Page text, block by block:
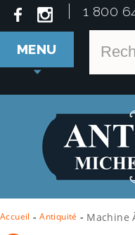
1 800
MENU
Accueil - Antiquité - Machine